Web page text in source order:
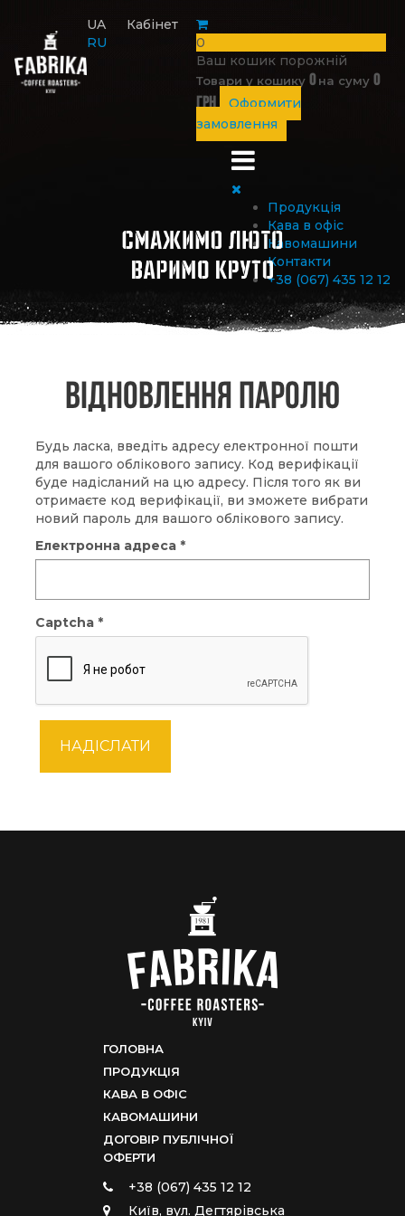
UA
RU
Кабінет
0
Ваш кошик порожній
Товари у кошику0на суму0
грн
Оформити
замовлення
Продукція
Кава в офіс
Кавомашини
Контакти
+38 (067) 435 12 12
Відновлення паролю
Будь ласка, введіть адресу електронної пошти
для вашого облікового запису. Код верифікації
буде надісланий на цю адресу. Після того як ви
отримаєте код верифікації, ви зможете вибрати
новий пароль для вашого облікового запису.
Електронна адреса *
Captcha *
НАДІСЛАТИ
ГОЛОВНА
ПРОДУКЦІЯ
КАВА В ОФІС
КАВОМАШИНИ
ДОГОВІР ПУБЛІЧНОЇ
ОФЕРТИ
+38 (067) 435 12 12
Київ, вул. Дегтярівська